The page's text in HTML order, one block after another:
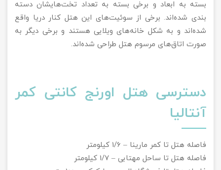
بسته به ابعاد و برخی بسته به تعداد تخت‌هایشان دسته
بندی شده‌اند. برخی از سوئیت‌های این هتل کنار دریا واقع
شده‌اند و به شکل خانه‌های ویلایی هستند و برخی دیگر به
صورت اتاق‌های مرسوم هتل طراحی شده‌اند.
دسترسی هتل اورنج کانتی کمر
آنتالیا
فاصله هتل تا کمر مارینا – 1/6 کیلومتر
فاصله هتل تا ساحل مهتابی – 1/7 کیلومتر